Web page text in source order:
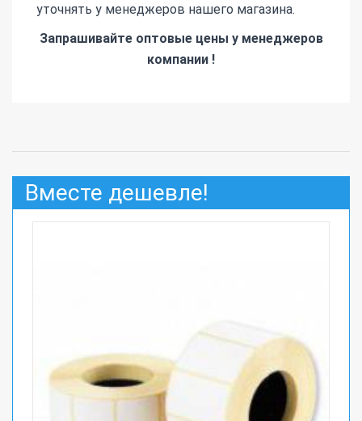
уточнять у менеджеров нашего магазина.
Запрашивайте оптовые цены у менеджеров
компании !
Вместе дешевле!